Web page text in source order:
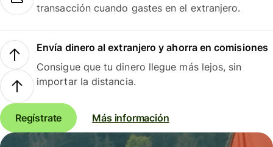
transacción cuando gastes en el extranjero.
Envía dinero al extranjero y ahorra en comisiones
Consigue que tu dinero llegue más lejos, sin
importar la distancia.
Regístrate Más información